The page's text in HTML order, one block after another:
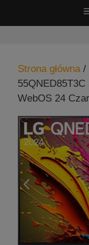
Strona główna/
WebOS 24